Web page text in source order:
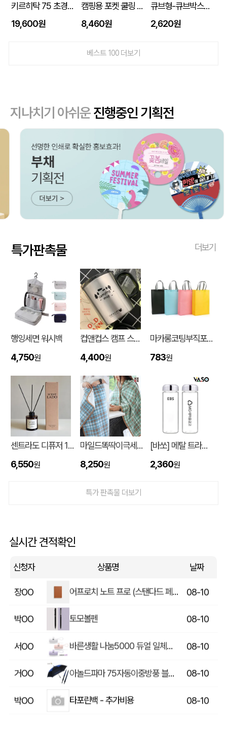
키르히탁 75 초경량 올카본 UV 암막우산
19,600원
캠핑용 포켓 쿨링 300D PEVA 보냉 쿨링 방수백
8,460원
큐브형-큐브박스점착메모함+팝업필름지(10매)+(인입식-내장형자석)
2,620원
베스트 100 더보기
지나치기 아쉬운진행중인 기획전
특가판촉물 더보기
행잉세면 워시백
4,750원
컵앤컵스 캠프 스텐 머그 440ml
4,400원
마카롱코팅부직포가방 (300*430*105mm)
783원
센트라도 디퓨저 150ml
6,550원
마일드똑딱이극세사담요
8,250원
[바쏘] 메탈 트라이탄 보틀 500ml
2,360원
특가 판촉물 더보기
실시간 견적확인
신청자 상품명 날짜
송OO 08-10
백OO 뉴백색고체형광펜 (국산)
강OO 08-10
장OO 08-10
박OO 토모볼펜 08-10
서OO 바른생활 나눔5000 듀얼 일체형 도킹 보조배터리5000mAh C타입/8핀 08-10
거OO 08-10
박OO 타포린백 - 추가비용 08-10